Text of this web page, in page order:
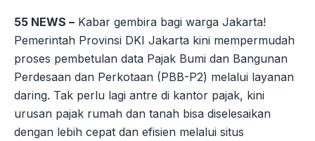
55 NEWS – Kabar gembira bagi warga Jakarta!
Pemerintah Provinsi DKI Jakarta kini mempermudah
proses pembetulan data Pajak Bumi dan Bangunan
Perdesaan dan Perkotaan (PBB-P2) melalui layanan
daring. Tak perlu lagi antre di kantor pajak, kini
urusan pajak rumah dan tanah bisa diselesaikan
dengan lebih cepat dan efisien melalui situs